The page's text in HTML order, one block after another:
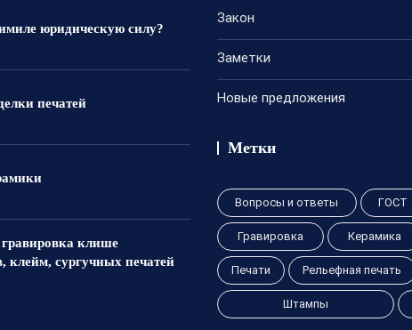
юридическую силу?
печатей
клише
клейм, сургучных печатей
Закон
Заметки
Новые предложения
Метки
Вопросы и ответы ГОСТ
Гравировка Керамика
Печати Рельефная печать
Штампы